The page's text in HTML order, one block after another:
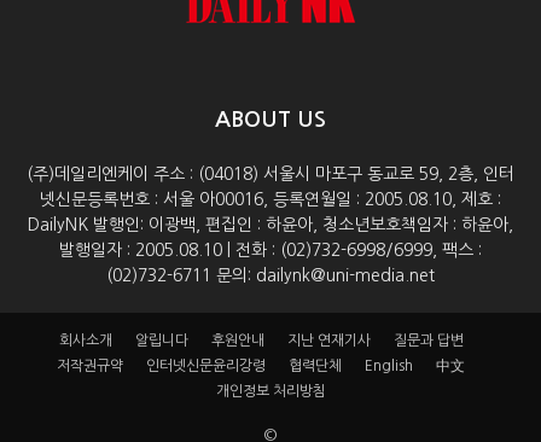
ABOUT US
(주)데일리엔케이 주소 : (04018) 서울시 마포구 동교로 59, 2층, 인터
넷신문등록번호 : 서울 아00016, 등록연월일 : 2005.08.10, 제호 :
DailyNK 발행인: 이광백, 편집인 : 하윤아, 청소년보호책임자 : 하윤아,
발행일자 : 2005.08.10 | 전화 : (02)732-6998/6999, 팩스 :
(02)732-6711 문의: dailynk@uni-media.net
회사소개 알립니다 후원안내 지난 연재기사
질문과 답변
저작권규약
인터넷신문윤리강령 협력단체 English
中文
개인정보 처리방침
©